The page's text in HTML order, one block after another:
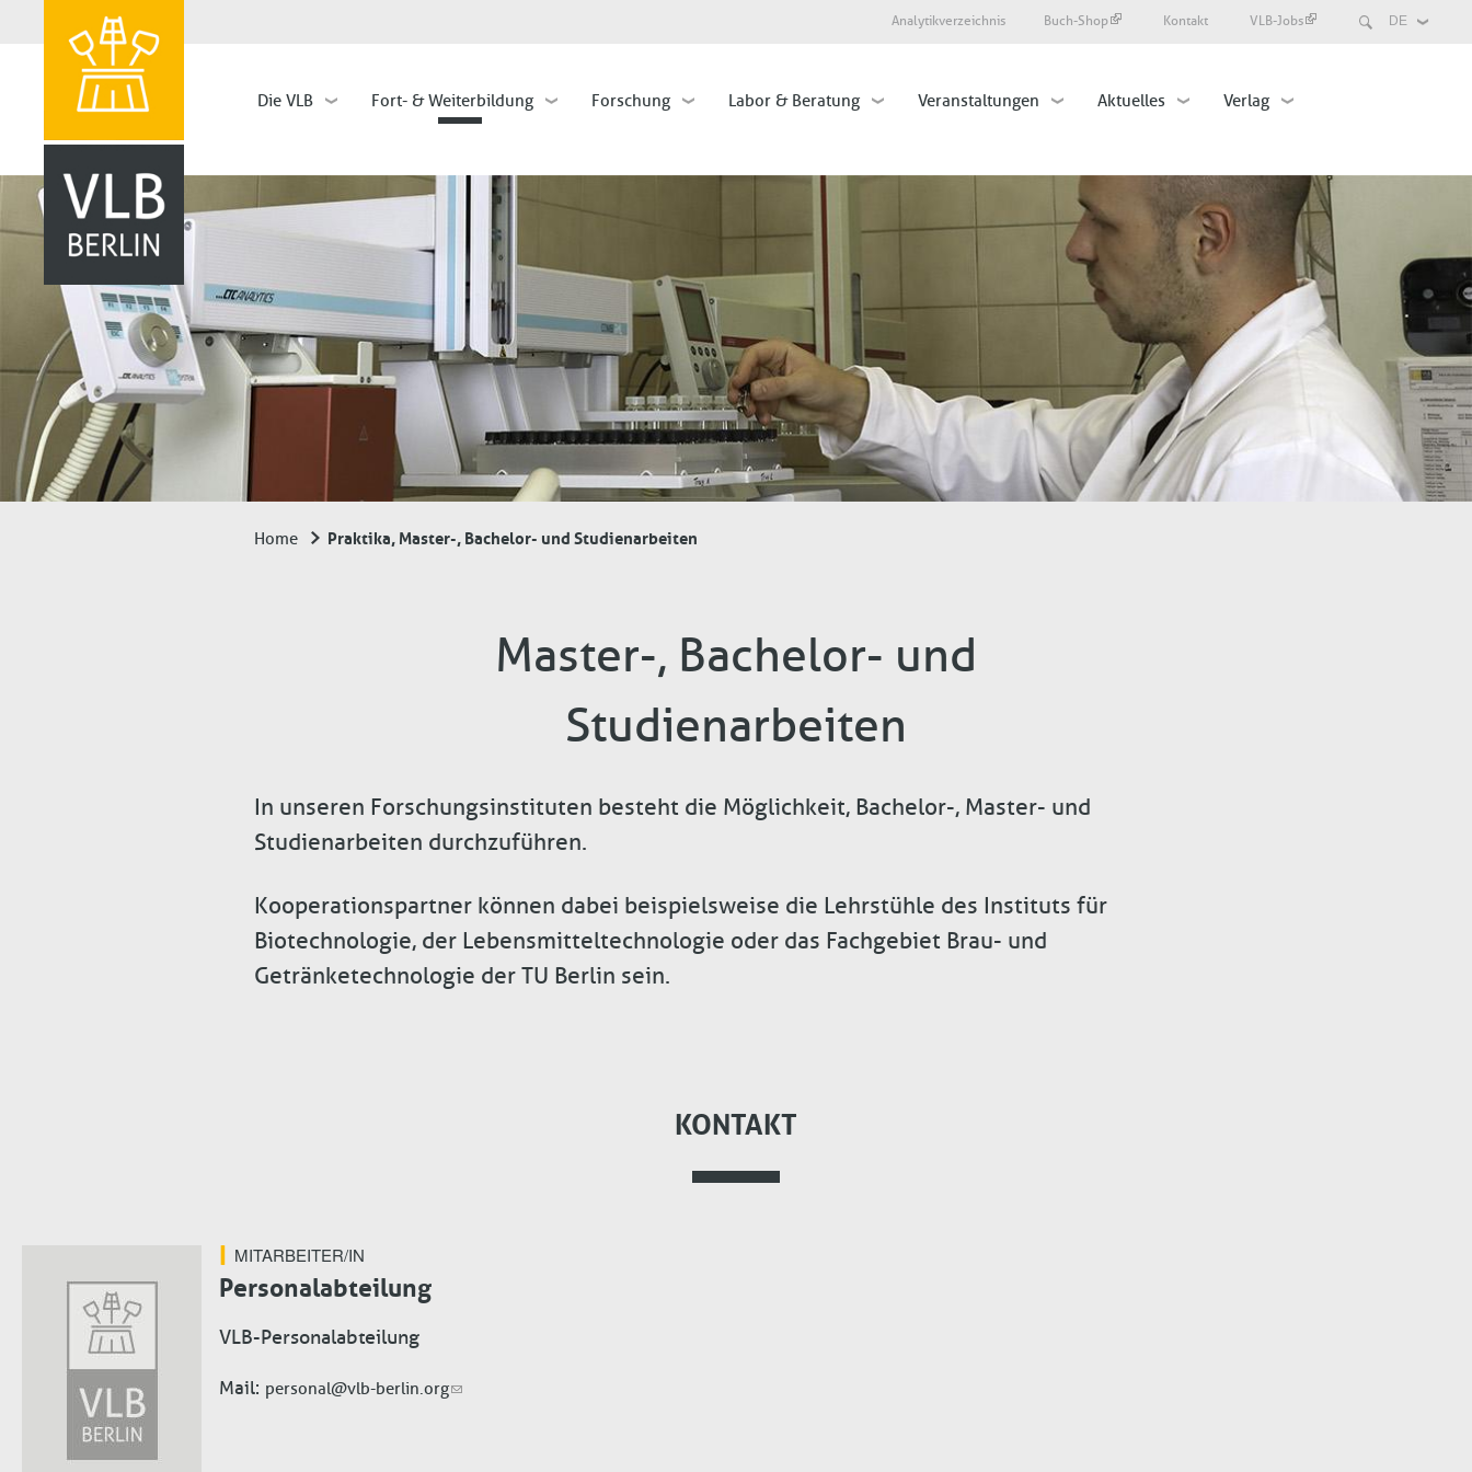
Select
Search
Analytikverzeichnis Buch-Shop Kontakt VLB-Jobs
Hauptnavigation
Die VLB Fort- & Weiterbildung Forschung Labor & Beratung Veranstaltungen Aktuelles Verlag
Home Praktika, Master-, Bachelor- und Studienarbeiten
Master-, Bachelor- und
Studienarbeiten
In unseren Forschungsinstituten besteht die Möglichkeit, Bachelor-, Master- und
Studienarbeiten durchzuführen.
Kooperationspartner können dabei beispielsweise die Lehrstühle des Instituts für
Biotechnologie, der Lebensmitteltechnologie oder das Fachgebiet Brau- und
Getränketechnologie der TU Berlin sein.
KONTAKT
MITARBEITER/IN
Personalabteilung
VLB-Personalabteilung
Mail personal@vlb-berlin.org